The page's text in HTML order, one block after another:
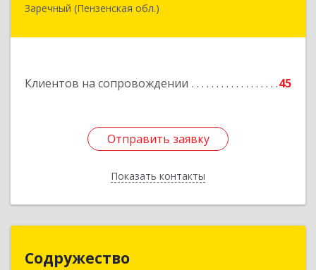
Заречный (Пензенская обл.)
Клиентов на сопровождении 45
Отправить заявку
Показать контакты
442960, Пензенская обл, Заречный г,
Отправить заявку
Назад
Содружество